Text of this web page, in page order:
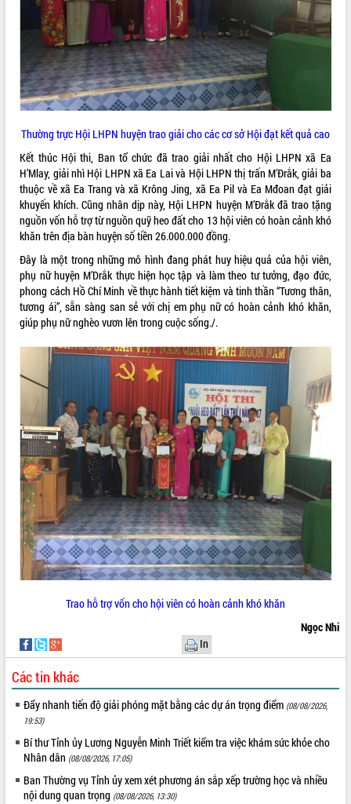
LIÊN KẾT WEB
THỐNG KÊ TRUY CẬP
Hôm nay: 572
Tất cả:
66113686
Thường trực Hội LHPN huyện trao giải cho các cơ sở Hội đạt kết quả cao
Kết thúc Hội thi, Ban tổ chức đã trao giải nhất cho Hội LHPN xã Ea
H’Mlay, giải nhì Hội LHPN xã Ea Lai và Hội LHPN thị trấn M’Đrắk, giải ba
thuộc về xã Ea Trang và xã Krông Jing, xã Ea Pil và Ea Mđoan đạt giải
khuyến khích. Cũng nhân dịp này, Hội LHPN huyện M’Đrắk đã trao tặng
nguồn vốn hỗ trợ từ nguồn quỹ heo đất cho 13 hội viên có hoàn cảnh khó
khăn trên địa bàn huyện số tiền 26.000.000 đồng.
Đây là một trong những mô hình đang phát huy hiệu quả của hội viên,
phụ nữ huyện M’Drắk thực hiện học tập và làm theo tư tưởng, đạo đức,
phong cách Hồ Chí Minh về thực hành tiết kiệm và tinh thần “Tương thân,
tương ái”, sẵn sàng san sẻ với chị em phụ nữ có hoàn cảnh khó khăn,
giúp phụ nữ nghèo vươn lên trong cuộc sống./.
Trao hỗ trợ vốn cho hội viên có hoàn cảnh khó khăn
Ngọc Nhi
In
Các tin khác
Đẩy nhanh tiến độ giải phóng mặt bằng các dự án trọng điểm (08/08/2026,
19:53)
Bí thư Tỉnh ủy Lương Nguyễn Minh Triết kiểm tra việc khám sức khỏe cho
Nhân dân (08/08/2026, 17:05)
Ban Thường vụ Tỉnh ủy xem xét phương án sắp xếp trường học và nhiều
nội dung quan trọng (08/08/2026, 13:30)